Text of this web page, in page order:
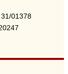
01378